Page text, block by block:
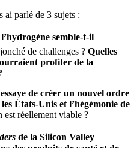
parlé de 3 sujets :
semble-t-il
de challenges ? Quelles
profiter de la
de créer un nouvel ordre
États-Unis et l’hégémonie de
est réellement viable ?
de la Silicon Valley